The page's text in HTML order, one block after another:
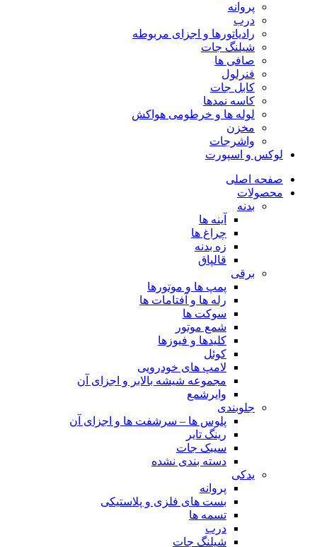
پروانه
درب
رادیاتورها و اجزای مربوطه
شیلنگ جات
صافی ها
فنرلول
کابل جات
کاسه نمدها
لوله ها و خرطومی هواکش
مخزن
واشرجات
لوکس و اسپورت
صفحه اصلی
محصولات
بدنه
آینه ها
چراغ ها
زه بدنه
قالپاق
برقی
پمپ ها و موتورها
رله ها و آفتامات ها
سوکت ها
شمع موتور
کلیدها و فیوزها
کوئل
لامپ های خودرویی
مجموعه شیشه بالابر و اجزای آن
وایرشمع
جلوبندی
پلوس ها – سرشفت ها و اجزای آن
رینگ تایر
سیبک جات
دسته بندی نشده
یدکی
پروانه
بست های فلزی و پلاستیکی
تسمه ها
درب
شیلنگ جات